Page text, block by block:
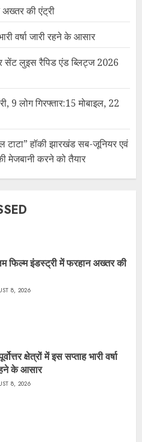
की एंट्री
वर्षा जारी रहने के आसार
सेंट लुइस रैपिड एंड ब्लिट्ज 2026
9 लोग गिरफ्तार:15 मोबाइल, 22
टाटा” हॉकी झारखंड सब-जूनियर एवं
मेजबानी करने को तैयार
फिल्म इंडस्ट्री में फरहान अख्तर की
8, 2026
क्षेत्रों में इस सप्ताह भारी वर्षा
के आसार
8, 2026